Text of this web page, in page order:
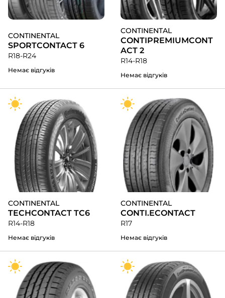
CONTINENTAL
SPORTCONTACT 6
R18-R24
Немає відгуків
CONTINENTAL
CONTIPREMIUMCONT
ACT 2
R14-R18
Немає відгуків
CONTINENTAL
TECHCONTACT TC6
R14-R18
Немає відгуків
CONTINENTAL
CONTI.ECONTACT
R17
Немає відгуків